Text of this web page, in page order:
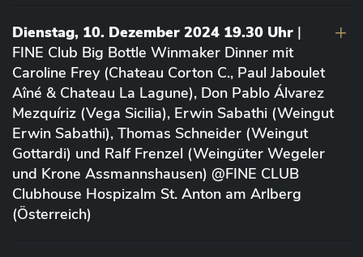
Dienstag, 10. Dezember 2024 19.30 Uhr |
FINE Club Big Bottle Winmaker Dinner mit
Caroline Frey (Chateau Corton C., Paul Jaboulet
Aîné & Chateau La Lagune), Don Pablo Álvarez
Mezquíriz (Vega Sicilia), Erwin Sabathi (Weingut
Erwin Sabathi), Thomas Schneider (Weingut
Gottardi) und Ralf Frenzel (Weingüter Wegeler
und Krone Assmannshausen) @FINE CLUB
Clubhouse Hospizalm St. Anton am Arlberg
(Österreich)